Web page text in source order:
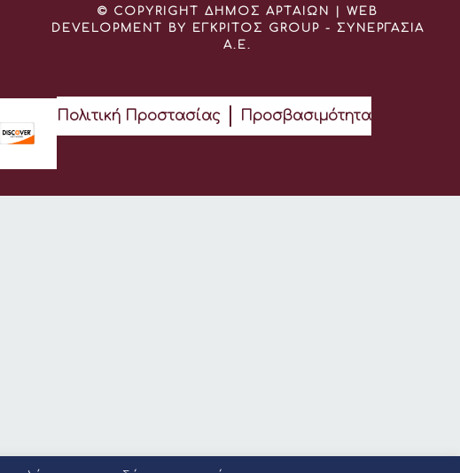
© COPYRIGHT ΔΗΜΟΣ ΑΡΤΑΙΩΝ | WEB
DEVELOPMENT BY ΕΓΚΡΙΤΟΣ GROUP - ΣΥΝΕΡΓΑΣΙΑ
Α.Ε.
Πολιτική Προστασίας Προσβασιμότητα